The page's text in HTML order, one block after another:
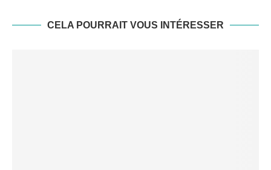
CELA POURRAIT VOUS INTÉRESSER